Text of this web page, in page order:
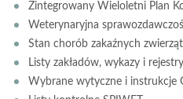
Zintegrowany Wieloletni Plan
Weterynaryjna
Stan chorób zakaźnych
Listy zakładów, wykazy i
Wybrane wytyczne i instrukcje